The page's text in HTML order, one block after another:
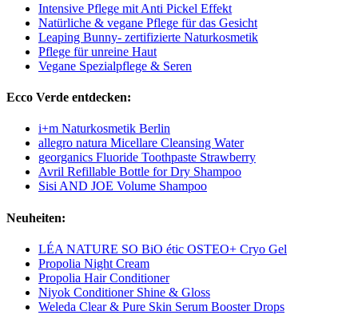
Intensive Pflege mit Anti Pickel Effekt
Natürliche & vegane Pflege für das Gesicht
Leaping Bunny- zertifizierte Naturkosmetik
Pflege für unreine Haut
Vegane Spezialpflege & Seren
Ecco Verde entdecken:
i+m Naturkosmetik Berlin
allegro natura Micellare Cleansing Water
georganics Fluoride Toothpaste Strawberry
Avril Refillable Bottle for Dry Shampoo
Sisi AND JOE Volume Shampoo
Neuheiten:
LÉA NATURE SO BiO étic OSTEO+ Cryo Gel
Propolia Night Cream
Propolia Hair Conditioner
Niyok Conditioner Shine & Gloss
Weleda Clear & Pure Skin Serum Booster Drops